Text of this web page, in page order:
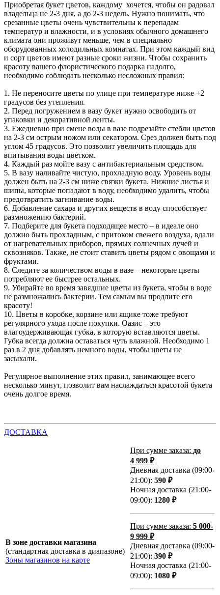
Приобретая букет цветов, каждому хочется, чтобы он радовал
владельца не 2-3 дня, а до 2-3 недель. Нужно понимать, что
срезанные цветы очень чувствительны к перепадам
температур и влажности, и в условиях обычного домашнего
климата они проживут меньше, чем в специально
оборудованных холодильных комнатах. При этом каждый вид
и сорт цветов имеют разные сроки жизни. Чтобы сохранить
красоту вашего флористического подарка надолго,
необходимо соблюдать несколько несложных правил:
1. Не переносите цветы по улице при температуре ниже +2
градусов без утепления.
2. Перед погружением в вазу букет нужно освободить от
упаковки и декоративной ленты.
3. Ежедневно при смене воды в вазе подрезайте стебли цветов
на 2-3 см острым ножом или секатором. Срез должен быть под
углом 45 градусов. Это позволит увеличить площадь для
впитывания воды цветком.
4. Каждый раз мойте вазу с антибактериальным средством.
5. В вазу наливайте чистую, прохладную воду. Уровень воды
должен быть на 2-3 см ниже связки букета. Нижние листья и
шипы, которые попадают в воду, необходимо удалить, чтобы
предотвратить загнивание воды.
6. Добавление сахара и других веществ в воду способствует
размножению бактерий.
7. Подберите для букета подходящее место – в идеале оно
должно быть прохладным, с притоком свежего воздуха, вдали
от нагревательных приборов, прямых солнечных лучей и
сквозняков. Также, не стоит ставить цветы рядом с овощами и
фруктами.
8. Следите за количеством воды в вазе – некоторые цветы
потребляют ее быстрее остальных.
9. Убирайте во время завядшие цветы из букета, чтобы в воде
не размножались бактерии. Тем самым вы продлите его
красоту!
10. Цветы в коробке, корзине или ящике тоже требуют
регулярного ухода после покупки. Оазис – это
влагоудерживающая губка, в которую вставляются цветы.
Губка всегда должна оставаться чуть влажной. Необходимо 1
раз в 2 дня добавлять немного воды, чтобы цветы не
засыхали.
Регулярное выполнение этих правил, занимающее всего
несколько минут, позволит вам наслаждаться красотой букета
очень долгое время.
ДОСТАВКА
В зоне доставки магазина
(стандартная доставка в диапазоне)
Зоны магазинов на карте
При сумме заказа: до
4 999 ₽
Дневная доставка (09:00-
21:00): 590 ₽
Ночная доставка (21:00-
09:00): 1280 ₽
При сумме заказа: 5 000-
9 999 ₽
Дневная доставка (09:00-
21:00): 390 ₽
Ночная доставка (21:00-
09:00): 1080 ₽